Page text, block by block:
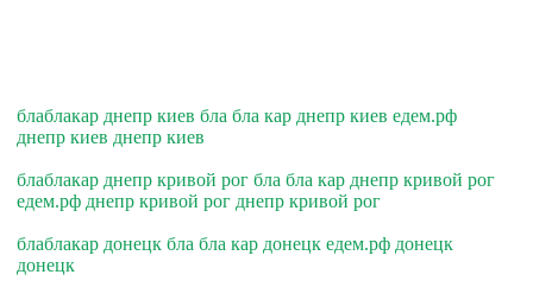
блаблакар днепр киев бла бла кар днепр киев едем.рф
днепр киев днепр киев
блаблакар днепр кривой рог бла бла кар днепр кривой рог
едем.рф днепр кривой рог днепр кривой рог
блаблакар донецк бла бла кар донецк едем.рф донецк
донецк